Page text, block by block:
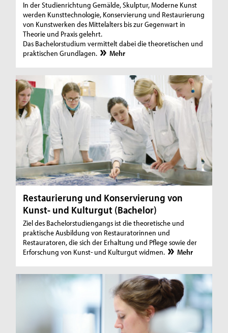
In der Studienrichtung Gemälde, Skulptur, Moderne Kunst
werden Kunsttechnologie, Konservierung und Restaurierung
von Kunstwerken des Mittelalters bis zur Gegenwart in
Theorie und Praxis gelehrt.
Das Bachelorstudium vermittelt dabei die theoretischen und
praktischen Grundlagen.
Mehr
Restaurierung und Konservierung von
Kunst- und Kulturgut (Bachelor)
Ziel des Bachelorstudiengangs ist die theoretische und
praktische Ausbildung von Restauratorinnen und
Restauratoren, die sich der Erhaltung und Pflege sowie der
Erforschung von Kunst- und Kulturgut widmen.
Mehr